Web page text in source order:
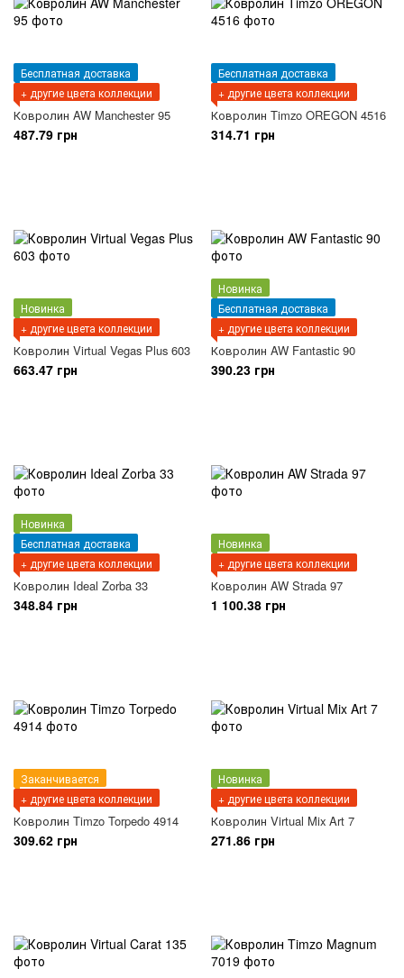
Бесплатная доставка
+ другие цвета коллекции
Ковролин AW Manchester 95
487.79 грн
Бесплатная доставка
+ другие цвета коллекции
Ковролин Timzo OREGON 4516
314.71 грн
Новинка
+ другие цвета коллекции
Ковролин Virtual Vegas Plus 603
663.47 грн
Новинка
Бесплатная доставка
+ другие цвета коллекции
Ковролин AW Fantastic 90
390.23 грн
Новинка
Бесплатная доставка
+ другие цвета коллекции
Ковролин Ideal Zorba 33
348.84 грн
Новинка
+ другие цвета коллекции
Ковролин AW Strada 97
1 100.38 грн
Заканчивается
+ другие цвета коллекции
Ковролин Timzo Torpedo 4914
309.62 грн
Новинка
+ другие цвета коллекции
Ковролин Virtual Mix Art 7
271.86 грн